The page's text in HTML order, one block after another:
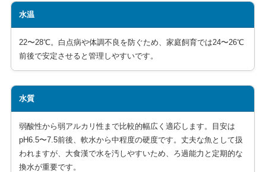
水温
22〜28℃。白点病や体調不良を防ぐため、家庭飼育では24〜26℃
前後で安定させると管理しやすいです。
水質
弱酸性から弱アルカリ性まで比較的幅広く適応します。目安は
pH6.5〜7.5前後、軟水から中程度の硬度です。丈夫な魚として扱
われますが、大食漢で水を汚しやすいため、ろ過能力と定期的な
換水が重要です。